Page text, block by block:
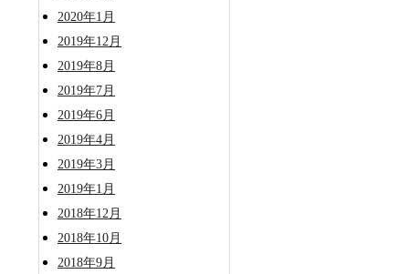
2020年1月
2019年12月
2019年8月
2019年7月
2019年6月
2019年4月
2019年3月
2019年1月
2018年12月
2018年10月
2018年9月